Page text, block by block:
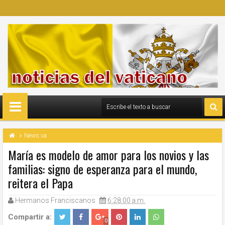
News.va
María es modelo de amor para los novios y las
familias: signo de esperanza para el mundo,
reitera el Papa
Hermanos Franciscanos 6:28:00 a.m.
Compartir a: 0